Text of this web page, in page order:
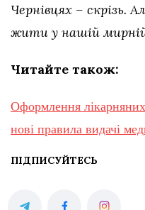
Чернівцях – скрізь.
жити у нашій мирній
Читайте також:
Оформлення
нові правила видачі
ПІДПИСУЙТЕСЬ